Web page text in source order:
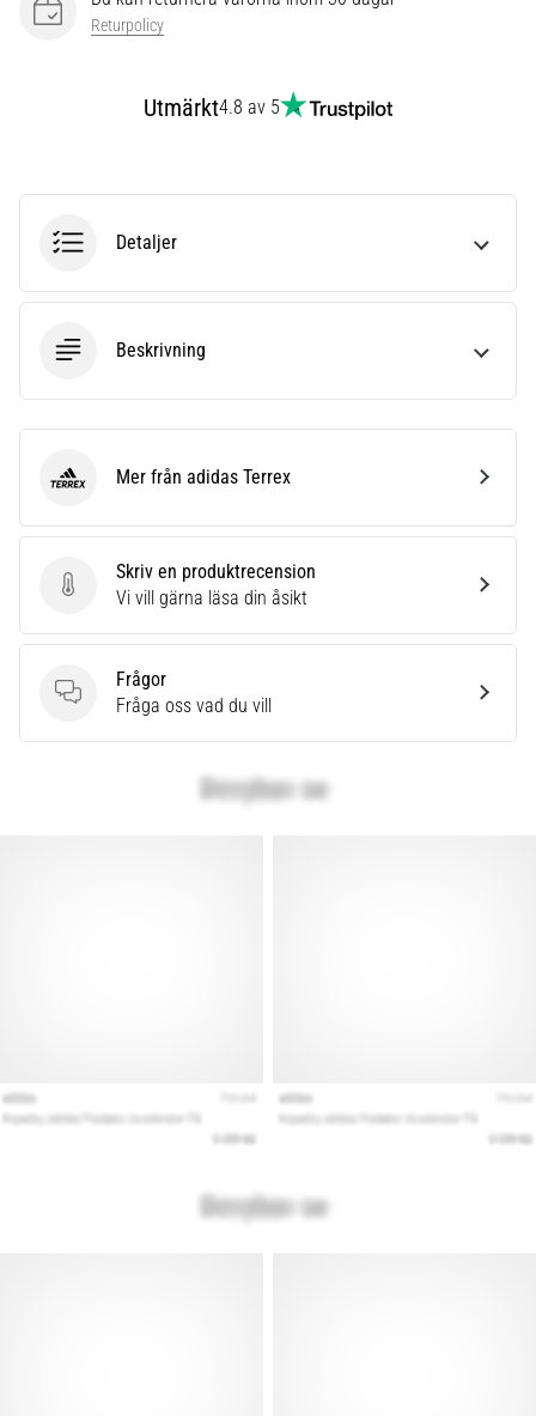
Löparknä,
är
mycket
hälsoproblem
löpare
av.
Vad…
alla
artiklar
Returpolicy
Utmärkt4.8 av 5
Detaljer
Beskrivning
Skriv en produktrecension
Skriv en produktrecension
Vi vill gärna läsa din åsikt
Frågor
Frågor
Fråga oss vad du vill
adidas TerrexMer från adidas Terrex